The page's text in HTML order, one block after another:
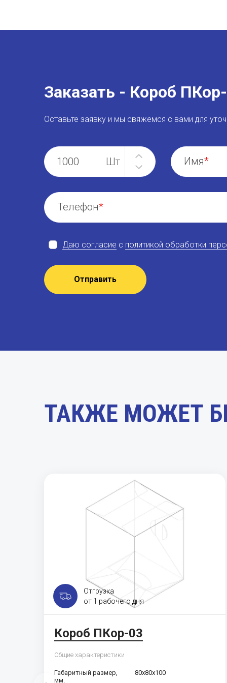
Заказать - Короб
Оставьте заявку и мы свяжемся с вами для
Имя
Телефон
Даю согласие с политикой обработки
Отправить
ТАКЖЕ МОЖЕТ
Отгрузка
от 1 рабочего дня
Короб ПКор-03
Общие характеристики
Габаритный размер,
мм.
80х80х100